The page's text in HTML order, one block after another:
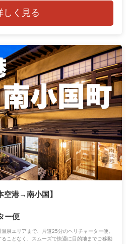
しく見る
空港→南小国】
ー便
泉エリアまで、片道25分のヘリチャーター便。
ことなく、スムーズで快適に目的地までご移動